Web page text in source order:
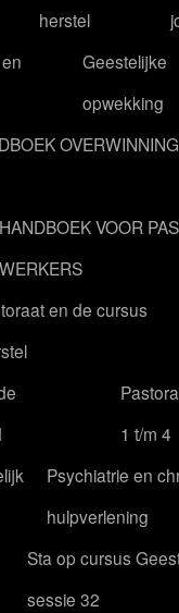
herstel
Geestelijke
opwekking
HANDBOEK VOOR
WERKERS
en de cursus
1 t/m 4
Psychiatrie en
hulpverlening
Sta op cursus
sessie 32